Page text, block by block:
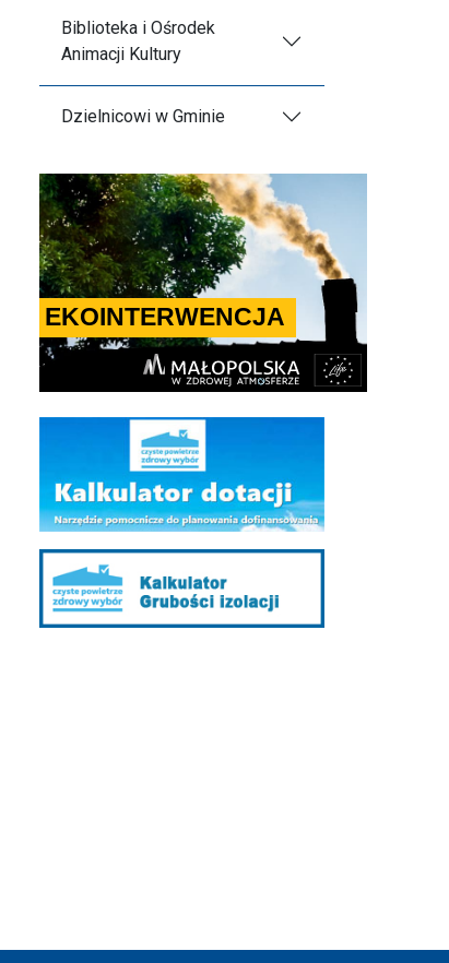
Biblioteka i Ośrodek
Animacji Kultury
Dzielnicowi w Gminie